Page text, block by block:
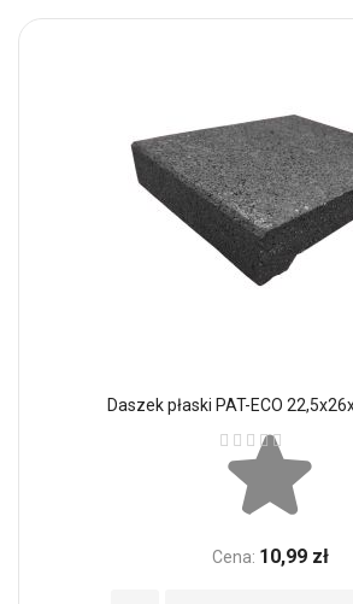
Daszek płaski PAT-ECO
Ocena:
Cena: 10,99 zł